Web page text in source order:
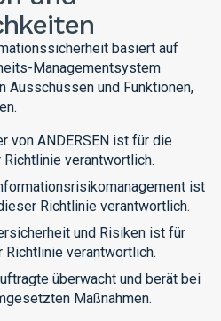
basiert auf
Managementsystem
Ausschüssen und Funktionen,
von ANDERSEN ist für die
verantwortlich.
ist
Richtlinie verantwortlich.
und Risiken ist für
Richtlinie verantwortlich.
überwacht und berät bei
Maßnahmen.